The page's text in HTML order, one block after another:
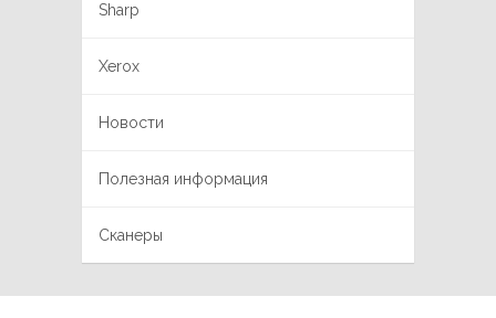
Sharp
Xerox
Новости
Полезная информация
Сканеры